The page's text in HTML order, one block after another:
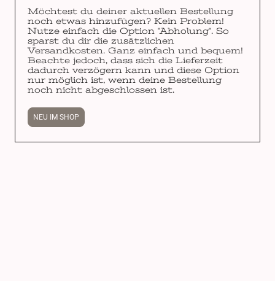
Möchtest du deiner aktuellen Bestellung
noch etwas hinzufügen? Kein Problem!
Nutze einfach die Option "Abholung". So
sparst du dir die zusätzlichen
Versandkosten. Ganz einfach und bequem!
Beachte jedoch, dass sich die Lieferzeit
dadurch verzögern kann und diese Option
nur möglich ist, wenn deine Bestellung
noch nicht abgeschlossen ist.
NEU IM SHOP